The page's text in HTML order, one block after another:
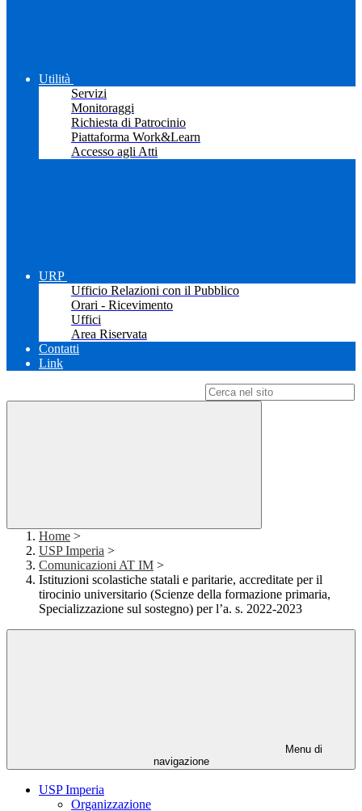
Utilità
Servizi
Monitoraggi
Richiesta di Patrocinio
Piattaforma Work&Learn
Accesso agli Atti
URP
Ufficio Relazioni con il Pubblico
Orari - Ricevimento
Uffici
Area Riservata
Contatti
Link
Home >
USP Imperia >
Comunicazioni AT IM >
Istituzioni scolastiche statali e paritarie, accreditate per il
tirocinio universitario (Scienze della formazione primaria,
Specializzazione sul sostegno) per l’a. s. 2022-2023
Menu di
navigazione
USP Imperia
Organizzazione